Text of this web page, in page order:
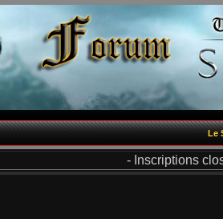
Le
- Inscriptions